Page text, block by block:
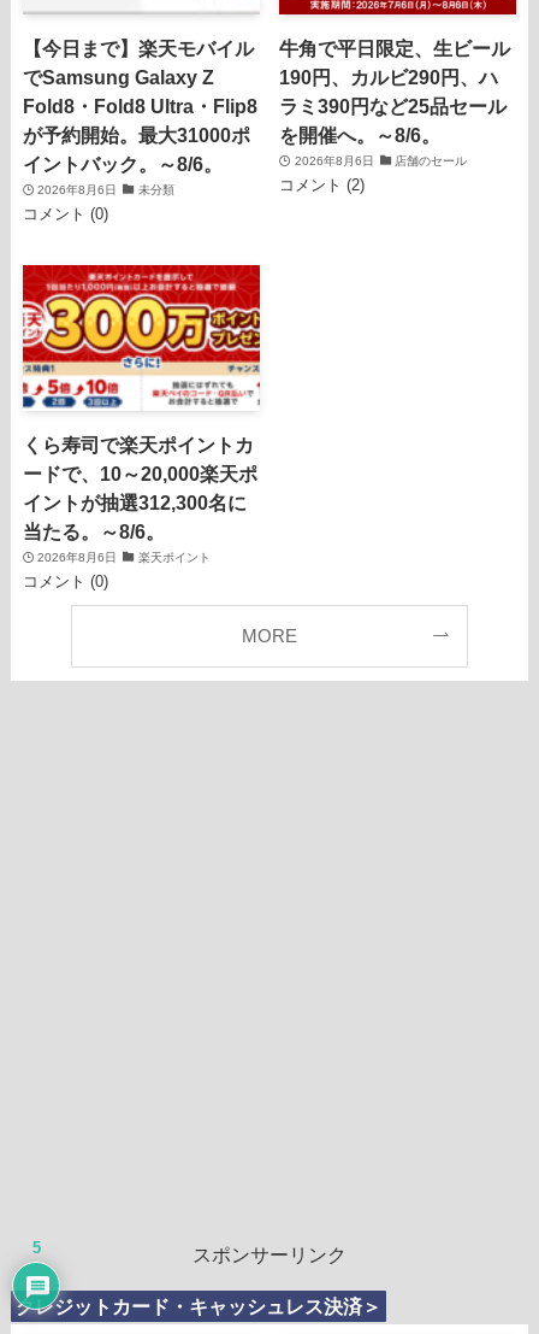
【今日まで】楽天モバイル
でSamsung Galaxy Z
Fold8・Fold8 Ultra・Flip8
が予約開始。最大31000ポ
イントバック。～8/6。
2026年8月6日 未分類
コメント (0)
牛角で平日限定、生ビール
190円、カルビ290円、ハ
ラミ390円など25品セール
を開催へ。～8/6。
2026年8月6日 店舗のセール
コメント (2)
くら寿司で楽天ポイントカ
ードで、10～20,000楽天ポ
イントが抽選312,300名に
当たる。～8/6。
2026年8月6日 楽天ポイント
コメント (0)
MORE
スポンサーリンク
クレジットカード・キャッシュレス決済＞
5